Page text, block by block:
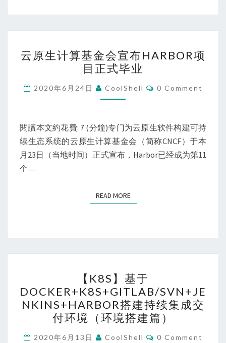
平
台
原
生
计
算
金
会
宣
项
云原生计算基金会宣布HARBOR项
目正式毕业
2020年6月24日 CoolShell Comments
0 Comment
閱讀本文約花費: 7 (分鐘)专门为云原生软件构建可持
续生态系统的云原生计算基金会（简称CNCF）于本
月23日（当地时间）正式宣布，Harbor已经成为第11
个…
READ MOREREAD MORE
基
于
DOCKER+K8S+GITLAB/
搭
建
【K8S】基于
DOCKER+K8S+GITLAB/SVN+JE
NKINS+HARBOR搭建持续集成交
付环境（环境搭建篇）
2020年6月13日 CoolShell Comments
0 Comment